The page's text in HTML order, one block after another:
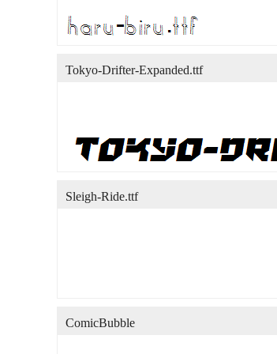
Tokyo-Drifter-Expanded.ttf
Sleigh-Ride.ttf
ComicBubble